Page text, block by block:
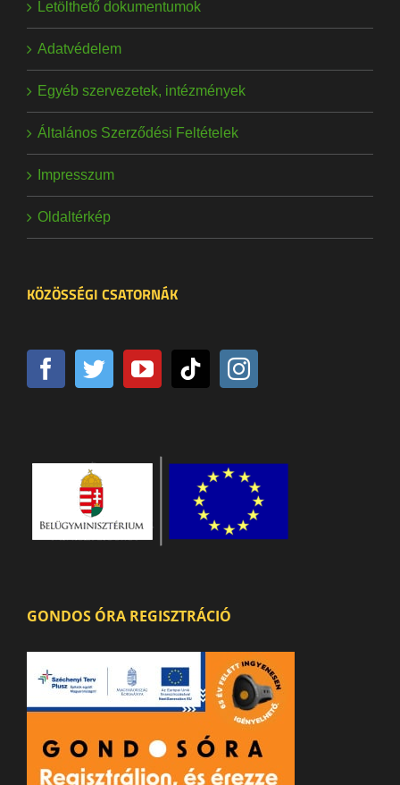
Letölthető dokumentumok
Adatvédelem
Egyéb szervezetek, intézmények
Általános Szerződési Feltételek
Impresszum
Oldaltérkép
KÖZÖSSÉGI CSATORNÁK
GONDOS ÓRA REGISZTRÁCIÓ